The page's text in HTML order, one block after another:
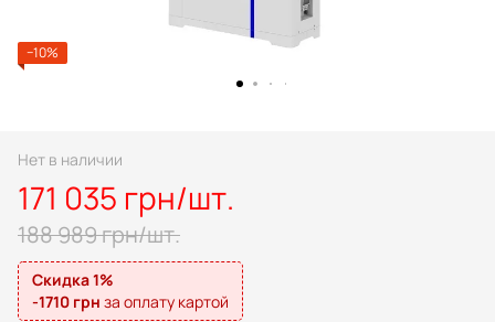
−10%
Нет в наличии
171 035 грн/шт.
188 989 грн/шт.
Скидка 1%
-1710 грн за оплату картой